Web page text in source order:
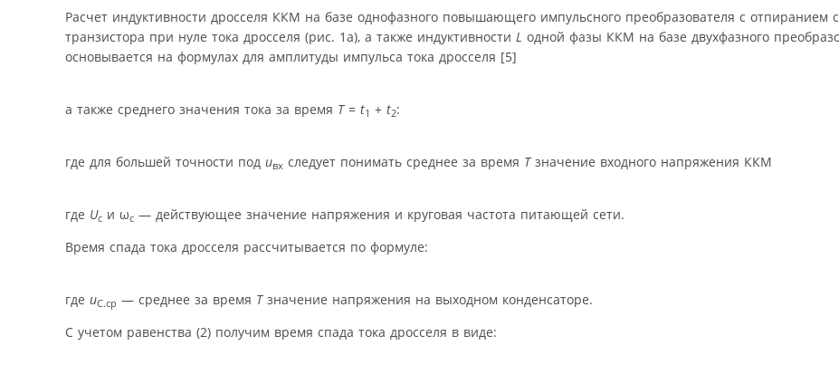
Расчет индуктивности дросселя ККМ на базе однофазного повышающего импульсного преобразователя с отпиранием
транзистора при нуле тока дросселя (рис. 1а), а также индуктивности L одной фазы ККМ на базе двухфазного
основывается на формулах для амплитуды импульса тока дросселя [5]
а также среднего значения тока за время T= t1 + t2:
где для большей точности под uвх следует понимать среднее за время Tзначение входного напряжения ККМ
где Uс и ωс — действующее значение напряжения и круговая частота питающей сети.
Время спада тока дросселя рассчитывается по формуле:
где uС.ср — среднее за время Tзначение напряжения на выходном конденсаторе.
С учетом равенства (2) получим время спада тока дросселя в виде: